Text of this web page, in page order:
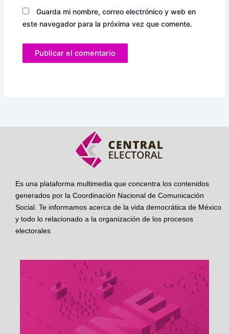
Guarda mi nombre, correo electrónico y web en
este navegador para la próxima vez que comente.
Es una plataforma multimedia que concentra los contenidos
generados por la Coordinación Nacional de Comunicación
Social. Te informamos acerca de la vida democrática de México
y todo lo relacionado a la organización de los procesos
electorales